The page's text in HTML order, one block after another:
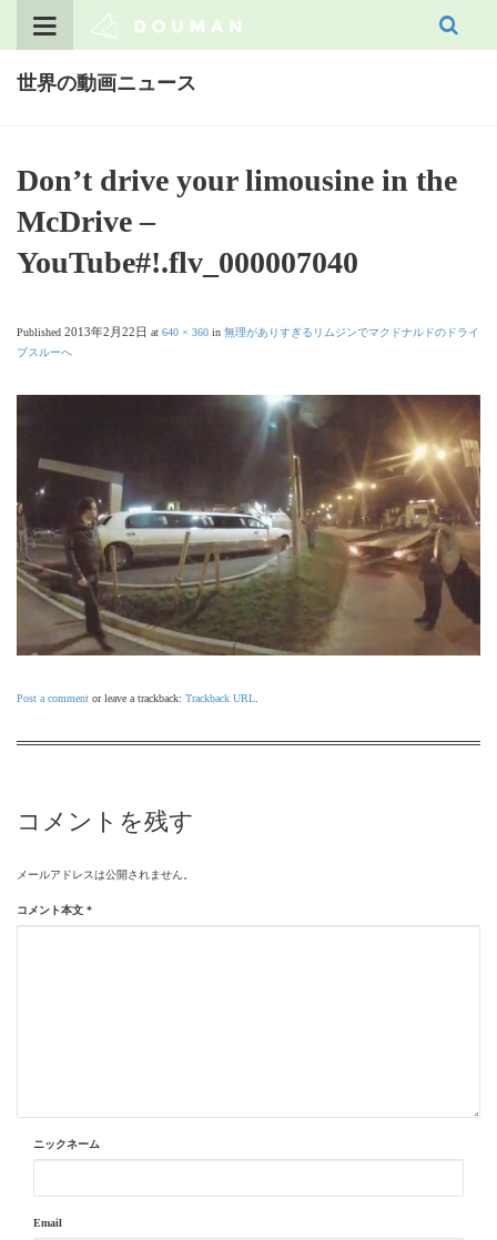
世界の動画ニュース
Don’t drive your limousine in the
McDrive –
YouTube#!.flv_000007040
Published 2013年2月22日 at 640 × 360 in 無理がありすぎるリムジンでマクドナルドのドライ
ブスルーへ
Post a comment or leave a trackback: Trackback URL
コメントを残す
メールアドレスは公開されません。
コメント本文 *
ニックネーム
Email